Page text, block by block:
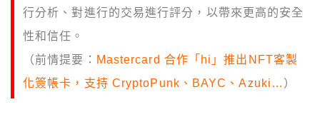
行分析、對進行的交易進行評分，以帶來更高的安全
性和信任。
（前情提要： Mastercard 合作「hi」推出NFT客製
化簽帳卡，支持 CryptoPunk、BAYC、Azuki… ）